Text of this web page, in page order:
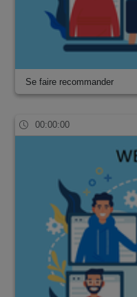
Se faire recommander
00:00:00